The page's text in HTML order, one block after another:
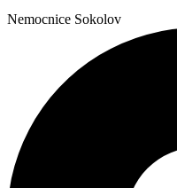
Nemocnice Sokolov